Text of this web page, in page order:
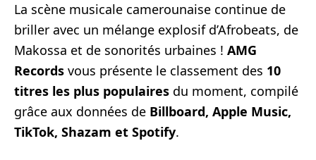
La scène musicale camerounaise continue de
briller avec un mélange explosif d’Afrobeats, de
Makossa et de sonorités urbaines ! AMG
Records vous présente le classement des 10
titres les plus populaires du moment, compilé
grâce aux données de Billboard, Apple Music,
TikTok, Shazam et Spotify.